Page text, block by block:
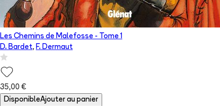
Les Chemins de Malefosse - Tome 1
D. Bardet, F. Dermaut
35,00 €
DisponibleAjouter au panier